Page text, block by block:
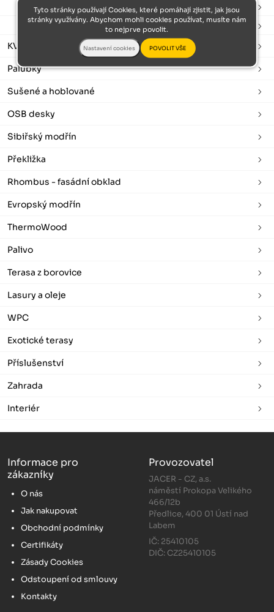
Prkna
Latě
KVH hranoly
Palubky
Sušené a hoblované
OSB desky
Sibiřský modřín
Překližka
Rhombus - fasádní obklad
Evropský modřín
ThermoWood
Palivo
Terasa z borovice
Lasury a oleje
WPC
Exotické terasy
Příslušenství
Zahrada
Interiér
Informace pro
zákazníky
O nás
Jak nakupovat
Obchodní podmínky
Certifikáty
Zásady Cookies
Odstoupení od smlouvy
Kontakty
Provozovatel
JACER - CZ, a.s.
náměstí Prokopa Velikého
466/12b
Předlice, 400 01 Ústí nad
Labem
IČ: 25410105
DIČ: CZ25410105
Tyto stránky používají Cookies, které pomáhají zjistit, jak jsou
stránky využívány. Abychom mohli cookies používat, musíte nám
to nejprve povolit.